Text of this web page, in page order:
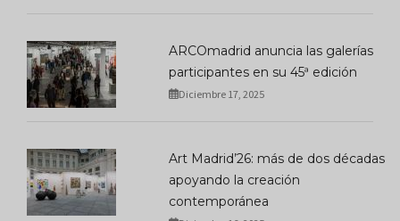
ARCOmadrid anuncia las galerías
participantes en su 45ª edición
Diciembre 17, 2025
Art Madrid’26: más de dos décadas
apoyando la creación
contemporánea